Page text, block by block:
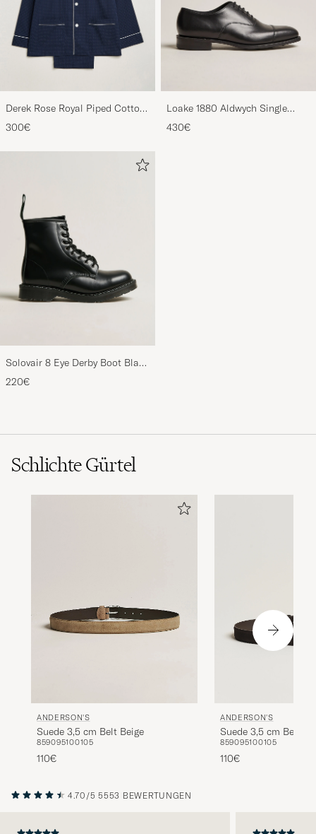
Derek Rose Royal Piped Cotton
Pyjama Set Navy
300€
Loake 1880 Aldwych Single
Oxford Black Calf
430€
Solovair 8 Eye Derby Boot Black
Shine
220€
Schlichte Gürtel
ANDERSON'S
Suede 3,5 cm Belt Beige
859095100105
110€
ANDERSON'S
Suede 3,5 cm Belt
859095100105
110€
4.70/5 5553 BEWERTUNGEN